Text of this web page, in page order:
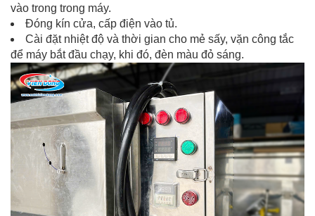
vào trong trong máy.
Đóng kín cửa, cấp điện vào tủ.
Cài đặt nhiệt độ và thời gian cho mẻ sấy, vặn công tắc
để máy bắt đầu chạy, khi đó, đèn màu đỏ sáng.